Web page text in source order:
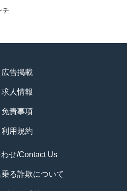
チ
広告掲載
求人情報
免責事項
利用規約
せ/Contact Us
る詐欺について